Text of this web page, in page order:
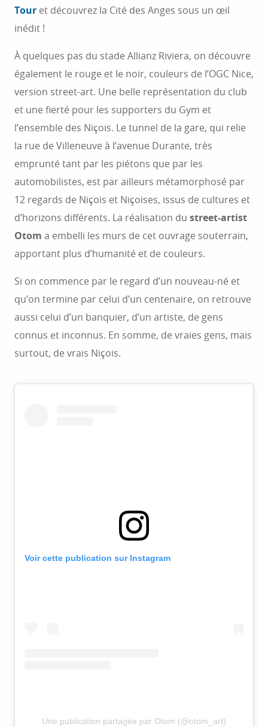
Tour et découvrez la Cité des Anges sous un œil
inédit !
À quelques pas du stade Allianz Riviera, on découvre
également le rouge et le noir, couleurs de l’OGC Nice,
version street-art. Une belle représentation du club
et une fierté pour les supporters du Gym et
l’ensemble des Niçois. Le tunnel de la gare, qui relie
la rue de Villeneuve à l’avenue Durante, très
emprunté tant par les piétons que par les
automobilistes, est par ailleurs métamorphosé par
12 regards de Niçois et Niçoises, issus de cultures et
d’horizons différents. La réalisation du street-artist
Otom a embelli les murs de cet ouvrage souterrain,
apportant plus d’humanité et de couleurs.
Si on commence par le regard d’un nouveau-né et
qu’on termine par celui d’un centenaire, on retrouve
aussi celui d’un banquier, d’un artiste, de gens
connus et inconnus. En somme, de vraies gens, mais
surtout, de vrais Niçois.
Voir cette publication sur Instagram
Une publication partagée par Otom (@otom_art)